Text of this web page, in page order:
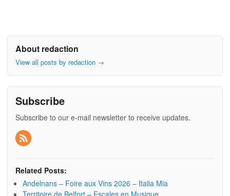
About redaction
View all posts by redaction →
Subscribe
Subscribe to our e-mail newsletter to receive updates.
Related Posts:
Andelnans – Foire aux Vins 2026 – Italia Mia
Territoire de Belfort – Escales en Musique